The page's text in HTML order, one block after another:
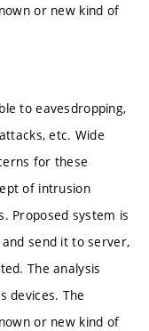
or new kind of
to eavesdropping,
etc. Wide
for these
of intrusion
Proposed system is
send it to server,
The analysis
devices. The
or new kind of